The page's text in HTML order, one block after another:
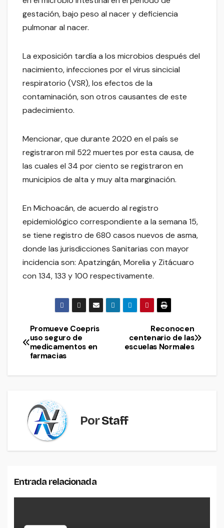
gestación, bajo peso al nacer y deficiencia
pulmonar al nacer.
La exposición tardía a los microbios después del
nacimiento, infecciones por el virus sincicial
respiratorio (VSR), los efectos de la
contaminación, son otros causantes de este
padecimiento.
Mencionar, que durante 2020 en el país se
registraron mil 522 muertes por esta causa, de
las cuales el 34 por ciento se registraron en
municipios de alta y muy alta marginación.
En Michoacán, de acuerdo al registro
epidemiológico correspondiente a la semana 15,
se tiene registro de 680 casos nuevos de asma,
donde las jurisdicciones Sanitarias con mayor
incidencia son: Apatzingán, Morelia y Zitácuaro
con 134, 133 y 100 respectivamente.
Navegación
de
entradas
Reconocen
centenario de las
escuelas Normales
Promueve Coepris
uso seguro de
medicamentos en
farmacias
PorStaff
Entrada relacionada